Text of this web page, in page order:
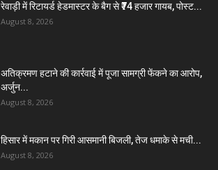
रेवाड़ी में रिटायर्ड हेडमास्टर के बैग से ₹74 हजार गायब, पोस्ट...
August 8, 2026
अतिक्रमण हटाने की कार्रवाई में पूजा सामग्री फेंकने का आरोप,
अर्जुन...
August 8, 2026
हिसार में मकान पर गिरी आसमानी बिजली, तेज धमाके से मची...
August 8, 2026